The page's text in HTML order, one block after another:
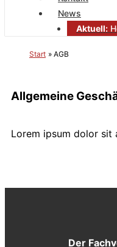
News
Aktuell:
Start AGB
Allgemeine
Lorem ipsum dolor sit
Der